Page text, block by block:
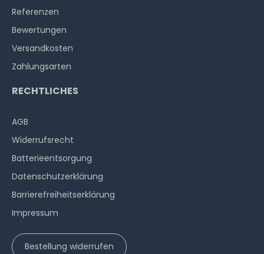
Referenzen
Bewertungen
Versandkosten
Zahlungsarten
RECHTLICHES
AGB
Widerrufs­recht
Batterieentsorgung
Datenschutzerklärung
Barrierefreiheitserklärung
Impressum
Bestellung widerrufen